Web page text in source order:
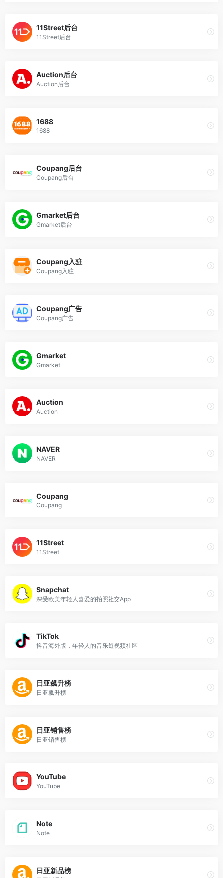
11Street后台
11Street后台
Auction后台
Auction后台
1688
1688
Coupang后台
Coupang后台
Gmarket后台
Gmarket后台
Coupang入驻
Coupang入驻
Coupang广告
Coupang广告
Gmarket
Gmarket
Auction
Auction
NAVER
NAVER
Coupang
Coupang
11Street
11Street
Snapchat
深受欧美年轻人喜爱的拍照社交App
TikTok
抖音海外版，年轻人的音乐短视频社区
日亚飙升榜
日亚飙升榜
日亚销售榜
日亚销售榜
YouTube
YouTube
Note
Note
日亚新品榜